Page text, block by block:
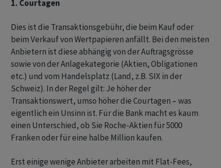
1. Courtagen
Dies ist die Transaktionsgebühr, die beim Kauf oder
beim Verkauf von Wertpapieren anfällt. Bei den meisten
Anbietern ist diese abhängig von der Auftragsgrösse
sowie von der Anlagekategorie (Aktien, Obligationen
etc.) und vom Handelsplatz (Land, z.B. SIX in der
Schweiz). In der Regel gilt: Je höher der
Transaktionswert, umso höher die Courtagen – was
eigentlich ein Unsinn ist. Für die Bank macht es kaum
einen Unterschied, ob Sie Roche-Aktien für 5000
Franken oder für eine halbe Million kaufen.
Erst einige wenige Anbieter arbeiten mit Flat-Fees,